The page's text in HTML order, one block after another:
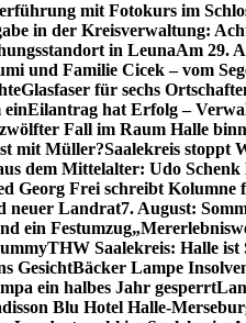
mit Fotokurs im
in der Kreisverwaltung:
in LeunaAm 29.
und Familie Cicek – vom
Glasfaser für sechs
einEilantrag hat Erfolg –
Fall im Raum Halle
mit Müller?Saalekreis stoppt
dem Mittelalter: Udo
Georg Frei schreibt Kolumne
neuer Landrat7. August:
ein Festumzug
THW Saalekreis: Halle ist
GesichtBäcker Lampe
ein halbes Jahr gesperrt
Blu Hotel Halle-